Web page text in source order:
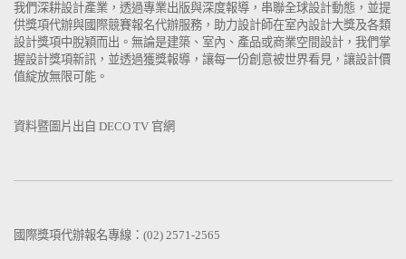
我們深耕設計產業，透過專業出版與深度報導，串聯全球設計動態，並提
供獎項代辦與國際競賽報名代辦服務，助力設計師在室內設計大獎及各類
設計獎項中脫穎而出。無論是建築、室內、產品或商業空間設計，我們掌
握設計獎項新訊，並透過獲獎報導，讓每一份創意被世界看見，讓設計價
值綻放無限可能。
資料暨圖片出自 DECO TV 官網
國際獎項代辦報名專線：(02) 2571-2565